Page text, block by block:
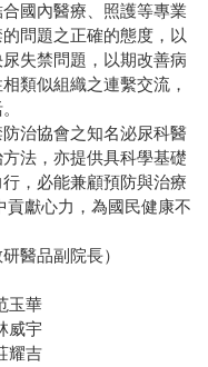
國內醫療、照護等專業
問題之正確的態度，以
失禁問題，以期改善病
類似組織之連繫交流，
治協會之知名泌尿科醫
法，亦提供具科學基礎
，必能兼顧預防與治療
貢獻心力，為國民健康不
醫品副院長）
玉華
威宇
耀吉